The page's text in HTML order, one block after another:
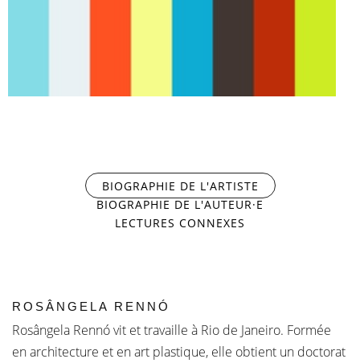
EXPERIÊNCIA DE
BIOGRAPHIE DE L'ARTISTE (ONGLET ACTIF)
BIOGRAPHIE DE L'AUTEUR·E
LECTURES CONNEXES
ROSÂNGELA RENNÓ
Rosângela Rennó vit et travaille à Rio de Janeiro. Formée
en architecture et en art plastique, elle obtient un doctorat